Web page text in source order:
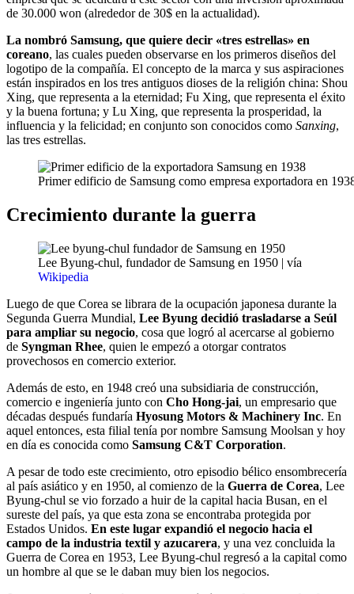
de 30.000 won (alrededor de 30$ en la actualidad).
La nombró Samsung, que quiere decir «tres estrellas» en
coreano, las cuales pueden observarse en los primeros diseños del
logotipo de la compañía. El concepto de la marca y sus aspiraciones
están inspirados en los tres antiguos dioses de la religión china: Shou
Xing, que representa a la eternidad; Fu Xing, que representa el éxito
y la buena fortuna; y Lu Xing, que representa la prosperidad, la
influencia y la felicidad; en conjunto son conocidos como Sanxing,
las tres estrellas.
Primer edificio de Samsung como empresa exportadora en
Crecimiento durante la guerra
Lee Byung-chul, fundador de Samsung en 1950 | vía
Wikipedia
Luego de que Corea se librara de la ocupación japonesa durante la
Segunda Guerra Mundial, Lee Byung decidió trasladarse a Seúl
para ampliar su negocio, cosa que logró al acercarse al gobierno
de Syngman Rhee, quien le empezó a otorgar contratos
provechosos en comercio exterior.
Además de esto, en 1948 creó una subsidiaria de construcción,
comercio e ingeniería junto con Cho Hong-jai, un empresario que
décadas después fundaría Hyosung Motors & Machinery Inc. En
aquel entonces, esta filial tenía por nombre Samsung Moolsan y hoy
en día es conocida como Samsung C&T Corporation.
A pesar de todo este crecimiento, otro episodio bélico ensombrecería
al país asiático y en 1950, al comienzo de la Guerra de Corea, Lee
Byung-chul se vio forzado a huir de la capital hacia Busan, en el
sureste del país, ya que esta zona se encontraba protegida por
Estados Unidos. En este lugar expandió el negocio hacia el
campo de la industria textil y azucarera, y una vez concluida la
Guerra de Corea en 1953, Lee Byung-chul regresó a la capital como
un hombre al que se le daban muy bien los negocios.